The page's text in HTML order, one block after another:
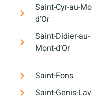
Saint-Cyr-au-
d’Or
Saint-Didier-au-
Mont-d’Or
Saint-Fons
Saint-Genis-